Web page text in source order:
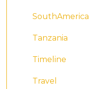
SouthAmerica
Tanzania
Timeline
Travel